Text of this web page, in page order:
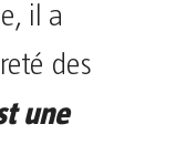
il a
des
une